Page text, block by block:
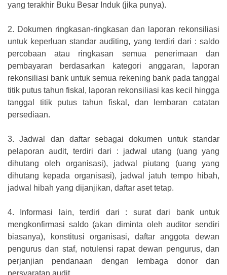
yang terakhir Buku Besar Induk (jika punya).
2. Dokumen ringkasan-ringkasan dan laporan rekonsiliasi
untuk keperluan standar auditing, yang terdiri dari : saldo
percobaan atau ringkasan semua penerimaan dan
pembayaran berdasarkan kategori anggaran, laporan
rekonsiliasi bank untuk semua rekening bank pada tanggal
titik putus tahun fiskal, laporan rekonsiliasi kas kecil hingga
tanggal titik putus tahun fiskal, dan lembaran catatan
persediaan.
3.
Jadwal dan daftar sebagai dokumen untuk standar
pelaporan audit, terdiri dari : jadwal utang (uang yang
dihutang oleh organisasi), jadwal piutang (uang yang
dihutang kepada organisasi), jadwal jatuh tempo hibah,
jadwal hibah yang dijanjikan, daftar aset tetap.
4.
Informasi lain, terdiri dari : surat dari bank untuk
mengkonfirmasi saldo (akan diminta oleh auditor sendiri
biasanya), konstitusi organisasi, daftar anggota dewan
pengurus dan staf, notulensi rapat dewan pengurus, dan
perjanjian pendanaan dengan lembaga donor dan